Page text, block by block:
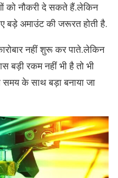
को नौकरी दे सकते हैं.लेकिन
बड़े अमाउंट की जरूरत होती है.
नहीं शुरू कर पाते.लेकिन
रकम नहीं भी है तो भी
के साथ बड़ा बनाया जा